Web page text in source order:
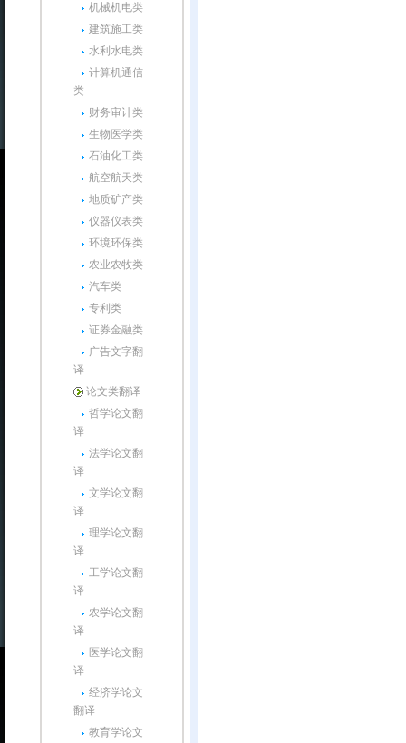
机械机电类
建筑施工类
水利水电类
计算机通信
类
财务审计类
生物医学类
石油化工类
航空航天类
地质矿产类
仪器仪表类
环境环保类
农业农牧类
汽车类
专利类
证券金融类
广告文字翻
译
论文类翻译
哲学论文翻
译
法学论文翻
译
文学论文翻
译
理学论文翻
译
工学论文翻
译
农学论文翻
译
医学论文翻
译
经济学论文
翻译
教育学论文